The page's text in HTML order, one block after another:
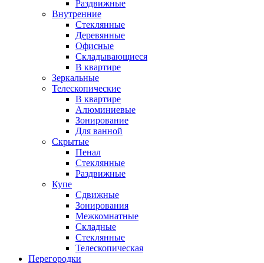
Раздвижные
Внутренние
Стеклянные
Деревянные
Офисные
Складывающиеся
В квартире
Зеркальные
Телескопические
В квартире
Алюминиевые
Зонирование
Для ванной
Скрытые
Пенал
Стеклянные
Раздвижные
Купе
Сдвижные
Зонирования
Межкомнатные
Складные
Стеклянные
Телескопическая
Перегородки